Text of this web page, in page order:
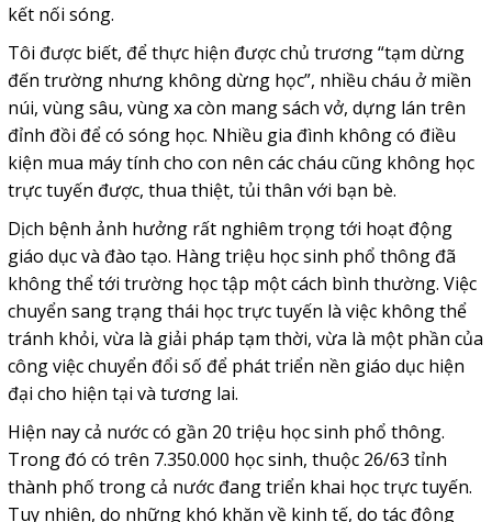
kết nối sóng.
Tôi được biết, để thực hiện được chủ trương “tạm dừng
đến trường nhưng không dừng học”, nhiều cháu ở miền
núi, vùng sâu, vùng xa còn mang sách vở, dựng lán trên
đỉnh đồi để có sóng học. Nhiều gia đình không có điều
kiện mua máy tính cho con nên các cháu cũng không học
trực tuyến được, thua thiệt, tủi thân với bạn bè.
Dịch bệnh ảnh hưởng rất nghiêm trọng tới hoạt động
giáo dục và đào tạo. Hàng triệu học sinh phổ thông đã
không thể tới trường học tập một cách bình thường. Việc
chuyển sang trạng thái học trực tuyến là việc không thể
tránh khỏi, vừa là giải pháp tạm thời, vừa là một phần của
công việc chuyển đổi số để phát triển nền giáo dục hiện
đại cho hiện tại và tương lai.
Hiện nay cả nước có gần 20 triệu học sinh phổ thông.
Trong đó có trên 7.350.000 học sinh, thuộc 26/63 tỉnh
thành phố trong cả nước đang triển khai học trực tuyến.
Tuy nhiên, do những khó khăn về kinh tế, do tác động